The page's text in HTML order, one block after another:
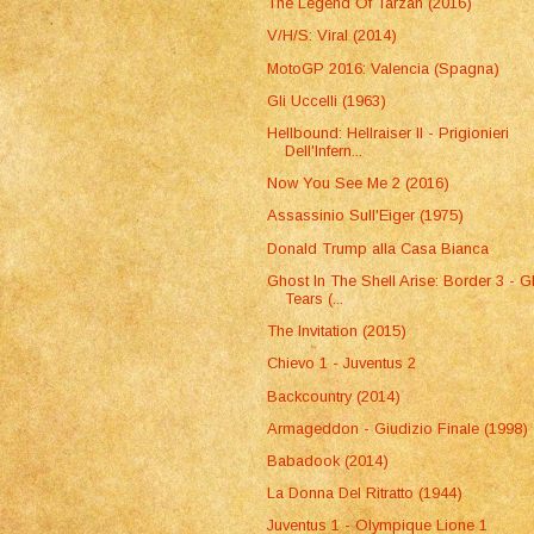
V/H/S: Viral (2014)
MotoGP 2016: Valencia (Spagna)
Gli Uccelli (1963)
Hellbound: Hellraiser II - Prigionieri
Dell'Infern...
Now You See Me 2 (2016)
Assassinio Sull'Eiger (1975)
Donald Trump alla Casa Bianca
Ghost In The Shell Arise: Border 3 -
Tears (...
The Invitation (2015)
Chievo 1 - Juventus 2
Backcountry (2014)
Armageddon - Giudizio Finale (1998)
Babadook (2014)
La Donna Del Ritratto (1944)
Juventus 1 - Olympique Lione 1